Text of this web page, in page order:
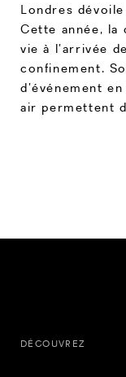
Londres
Cette année, la
vie à l’arrivée
confinement.
d’événement
air permettent
DÉCOUVREZ